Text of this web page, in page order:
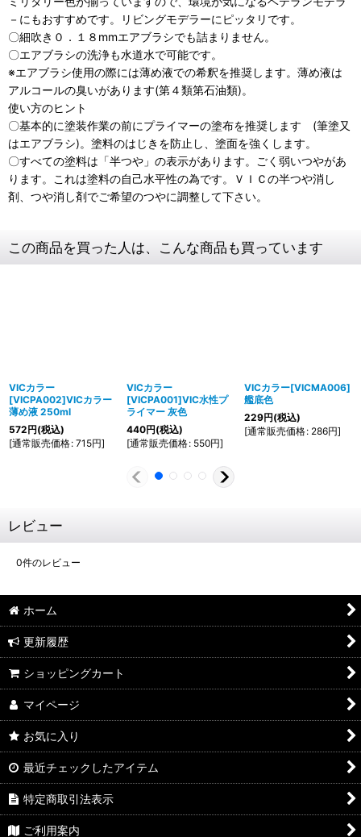
－にもおすすめです。リビングモデラーにピッタリです。
〇細吹き０．１８mmエアブラシでも詰まりません。
〇エアブラシの洗浄も水道水で可能です。
※エアブラシ使用の際には薄め液での希釈を推奨します。薄め液は
アルコールの臭いがあります(第４類第石油類)。
使い方のヒント
〇基本的に塗装作業の前にプライマーの塗布を推奨します (筆塗又
はエアブラシ)。塗料のはじきを防止し、塗面を強くします。
〇すべての塗料は「半つや」の表示があります。ごく弱いつやがあ
ります。これは塗料の自己水平性の為です。ＶＩＣの半つや消し
剤、つや消し剤でご希望のつやに調整して下さい。
この商品を買った人は、こんな商品も買っています
VICカラー
[VICPA002]VICカラー
薄め液 250ml
572円(税込)
[通常販売価格: 715円]
VICカラー
[VICPA001]VIC水性プ
ライマー 灰色
440円(税込)
[通常販売価格: 550円]
VICカラー[VICMA006]
艦底色
229円(税込)
[通常販売価格: 286円]
レビュー
0件のレビュー
ホーム
更新履歴
ショッピングカート
マイページ
お気に入り
最近チェックしたアイテム
特定商取引法表示
ご利用案内